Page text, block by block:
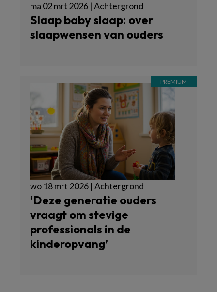
ma 02 mrt 2026 | Achtergrond
Slaap baby slaap: over
slaapwensen van ouders
wo 18 mrt 2026 | Achtergrond
‘Deze generatie ouders
vraagt om stevige
professionals in de
kinderopvang’